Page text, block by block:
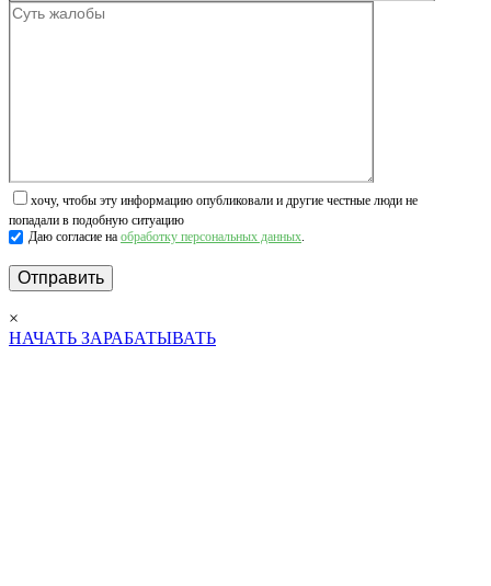
хочу, чтобы эту информацию опубликовали и другие честные люди не
попадали в подобную ситуацию
Даю согласие на обработку персональных данных.
×
НАЧАТЬ ЗАРАБАТЫВАТЬ